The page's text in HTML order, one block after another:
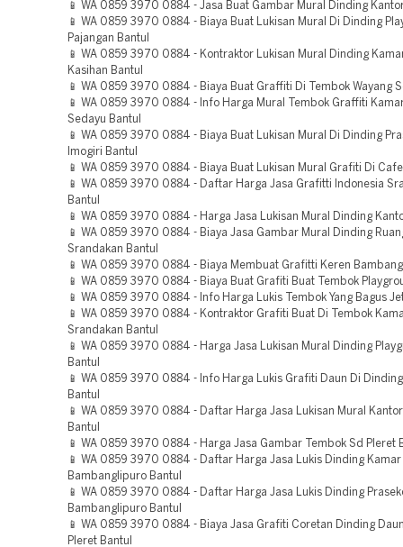
📱 WA 0859 3970 0884 - Jasa Buat Gambar Mural Dinding
📱 WA 0859 3970 0884 - Biaya Buat Lukisan Mural Di Dinding
Pajangan Bantul
📱 WA 0859 3970 0884 - Kontraktor Lukisan Mural Dinding
Kasihan Bantul
📱 WA 0859 3970 0884 - Biaya Buat Graffiti Di Tembok Wayang
📱 WA 0859 3970 0884 - Info Harga Mural Tembok Graffiti
Sedayu Bantul
📱 WA 0859 3970 0884 - Biaya Buat Lukisan Mural Di Dinding
Imogiri Bantul
📱 WA 0859 3970 0884 - Biaya Buat Lukisan Mural Grafiti Di
📱 WA 0859 3970 0884 - Daftar Harga Jasa Grafitti Indonesia
Bantul
📱 WA 0859 3970 0884 - Harga Jasa Lukisan Mural Dinding
📱 WA 0859 3970 0884 - Biaya Jasa Gambar Mural Dinding
Srandakan Bantul
📱 WA 0859 3970 0884 - Biaya Membuat Grafitti Keren
📱 WA 0859 3970 0884 - Biaya Buat Grafiti Buat Tembok
📱 WA 0859 3970 0884 - Info Harga Lukis Tembok Yang Bagus
📱 WA 0859 3970 0884 - Kontraktor Grafiti Buat Di Tembok
Srandakan Bantul
📱 WA 0859 3970 0884 - Harga Jasa Lukisan Mural Dinding
Bantul
📱 WA 0859 3970 0884 - Info Harga Lukis Grafiti Daun Di
Bantul
📱 WA 0859 3970 0884 - Daftar Harga Jasa Lukisan Mural
Bantul
📱 WA 0859 3970 0884 - Harga Jasa Gambar Tembok Sd Pleret
📱 WA 0859 3970 0884 - Daftar Harga Jasa Lukis Dinding Kamar
Bambanglipuro Bantul
📱 WA 0859 3970 0884 - Daftar Harga Jasa Lukis Dinding
Bambanglipuro Bantul
📱 WA 0859 3970 0884 - Biaya Jasa Grafiti Coretan Dinding
Pleret Bantul